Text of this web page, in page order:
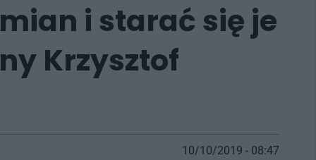
i starać się je
Krzysztof
10/10/2019 - 08:47